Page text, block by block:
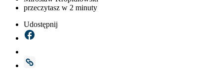
przeczytasz w 2 minuty
Udostępnij